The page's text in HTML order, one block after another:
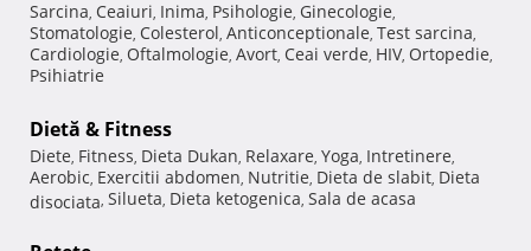
Sarcina, Ceaiuri, Inima, Psihologie, Ginecologie,
Stomatologie, Colesterol, Anticonceptionale, Test sarcina,
Cardiologie, Oftalmologie, Avort, Ceai verde, HIV, Ortopedie,
Psihiatrie
Dietă & Fitness
Diete, Fitness, Dieta Dukan, Relaxare, Yoga, Intretinere,
Aerobic, Exercitii abdomen, Nutritie, Dieta de slabit, Dieta
disociata, Silueta, Dieta ketogenica, Sala de acasa